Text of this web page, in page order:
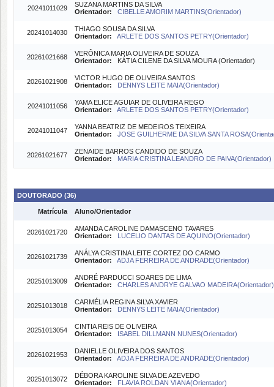
20241011029
SUZANA MARTINS DA SILVA
Orientador:
CIBELLE AMORIM MARTINS(Orientador)
20241014030
THIAGO SOUSA DA SILVA
Orientador:
ARLETE DOS SANTOS PETRY(Orientador)
20261021668
VERÔNICA MARIA OLIVEIRA DE SOUZA
Orientador: KÁTIA CILENE DA SILVA MOURA (Orientador)
20261021908
VICTOR HUGO DE OLIVEIRA SANTOS
Orientador:
DENNYS LEITE MAIA(Orientador)
20241011056
YAMA ELICE AGUIAR DE OLIVEIRA REGO
Orientador:
ARLETE DOS SANTOS PETRY(Orientador)
20241011047
YANNA BEATRIZ DE MEDEIROS TEIXEIRA
Orientador:
JOSE GUILHERME DA SILVA SANTA
20261021677
ZENAIDE BARROS CANDIDO DE SOUZA
Orientador:
MARIA CRISTINA LEANDRO DE PAIVA(Orientador)
DOUTORADO (36)
Matrícula Aluno/Orientador
20261021720
AMANDA CAROLINE DAMASCENO TAVARES
Orientador:
LUCELIO DANTAS DE AQUINO(Orientador)
20261021739
ANÁLYA CRISTINA LEITE CORTEZ DO CARMO
Orientador:
ADJA FERREIRA DE ANDRADE(Orientador)
20251013009
ANDRÉ PARDUCCI SOARES DE LIMA
Orientador:
CHARLES ANDRYE GALVAO MADEIRA(Orientador)
20251013018
CARMÉLIA REGINA SILVA XAVIER
Orientador:
DENNYS LEITE MAIA(Orientador)
20251013054
CINTIA REIS DE OLIVEIRA
Orientador:
ISABEL DILLMANN NUNES(Orientador)
20261021953
DANIELLE OLIVEIRA DOS SANTOS
Orientador:
ADJA FERREIRA DE ANDRADE(Orientador)
20251013072
DÉBORA KAROLINE SILVA DE AZEVEDO
Orientador:
FLAVIA ROLDAN VIANA(Orientador)